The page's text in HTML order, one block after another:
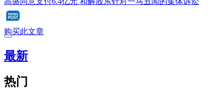
购买此文章
最新
热门